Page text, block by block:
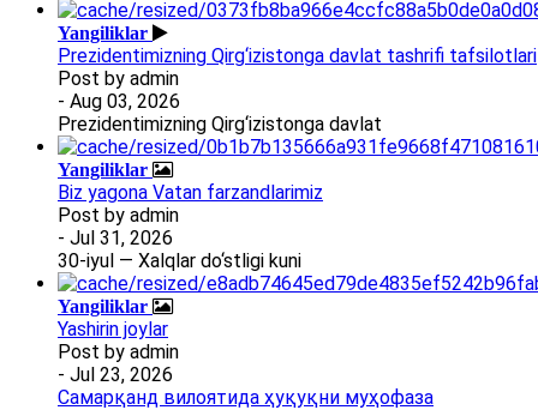
Yangiliklar
Prezidentimizning Qirg‘izistonga davlat tashrifi tafsilotlari
Post by admin
- Aug 03, 2026
Prezidentimizning Qirg‘izistonga davlat
Yangiliklar
Biz yagona Vatan farzandlarimiz
Post by admin
- Jul 31, 2026
30-iyul — Xalqlar do‘stligi kuni
Yangiliklar
Yashirin joylar
Post by admin
- Jul 23, 2026
Самарқанд вилоятида ҳуқуқни муҳофаза